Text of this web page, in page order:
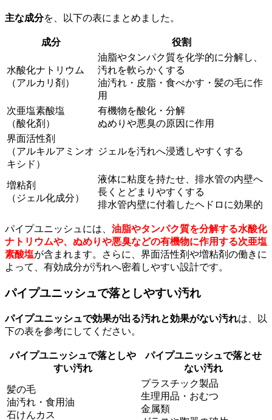
主な成分を、以下の表にまとめました。
成分 役割
水酸化ナトリウム
（アルカリ剤）
油脂やタンパク質を化学的に分解し、
汚れを軟らかくする
油汚れ・皮脂・食べかす・髪の毛に作
用
次亜塩素酸塩
（酸化剤）
有機物を酸化・分解
ぬめりや悪臭の原因に作用
界面活性剤
（アルキルアミンオ
キシド）
ジェルを汚れへ浸透しやすくする
増粘剤
（ジェル化成分）
液体に粘度を持たせ、排水管の内壁へ
長くとどまりやすくする
排水管内壁に付着したヘドロに効果的
パイプユニッシュには、 油脂やタンパク質を分解する水酸化
ナトリウムや、ぬめりや悪臭などの有機物に作用する次亜塩
素酸塩が含まれます。さらに、界面活性剤や増粘剤の働きに
よって、有効成分が汚れへ密着しやすい設計です。
パイプユニッシュで落としやすい汚れ
パイプユニッシュで効果が出る汚れと効果がない汚れは、以
下の表を参考にしてください。
パイプユニッシュで落としや
すい汚れ
パイプユニッシュで落とせ
ない汚れ
髪の毛
油汚れ・食用油
石けんカス
プラスチック製品
生理用品・おむつ
金属類